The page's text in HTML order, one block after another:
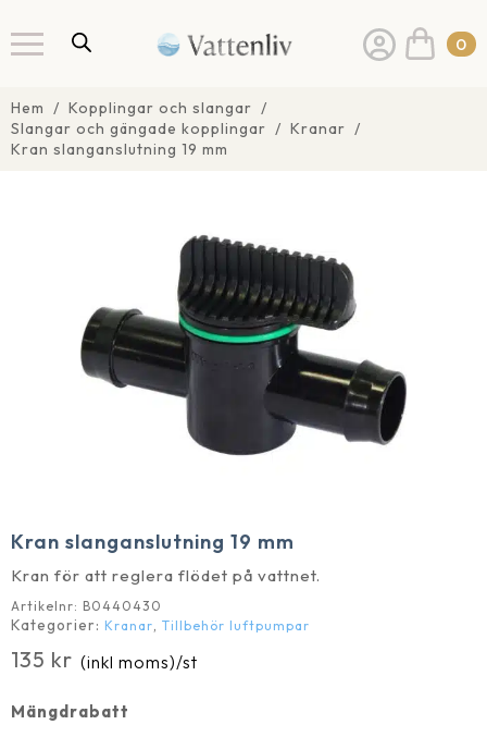
0
Hem
Kopplingar och slangar
Slangar och gängade kopplingar
Kranar
Kran slanganslutning 19 mm
Kran slanganslutning 19 mm
Kran för att reglera flödet på vattnet.
Artikelnr: B0440430
Kategorier: Kranar, Tillbehör luftpumpar
135 kr (inkl moms)/st
Mängdrabatt